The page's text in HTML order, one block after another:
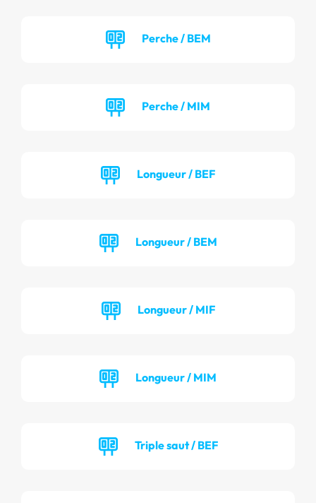
Perche / BEM
Perche / MIM
Longueur / BEF
Longueur / BEM
Longueur / MIF
Longueur / MIM
Triple saut / BEF